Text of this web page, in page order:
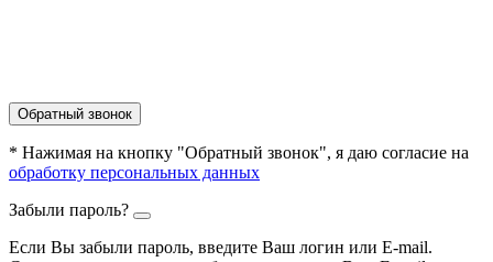
Обратный звонок
* Нажимая на кнопку "Обратный звонок", я даю согласие на
обработку персональных данных
Забыли пароль?
Если Вы забыли пароль, введите Ваш логин или Е-mail.